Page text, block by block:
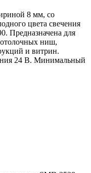
8 мм, со
цвета свечения
Предназначена для
ниш,
и витрин.
24 В. Минимальный